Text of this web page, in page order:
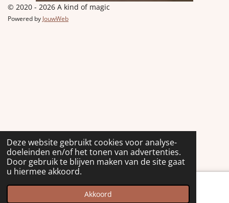
Deze website gebruikt cookies voor analyse-
doeleinden en/of het tonen van advertenties.
Door gebruik te blijven maken van de site gaat
u hiermee akkoord.
Akkoord
© 2020 - 2026 A kind of magic
Powered by JouwWeb